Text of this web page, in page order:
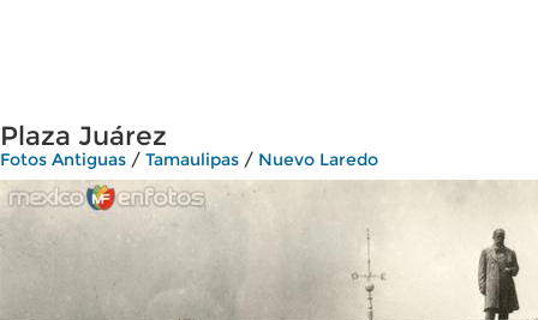
Plaza Juárez
Fotos Antiguas / Tamaulipas / Nuevo Laredo